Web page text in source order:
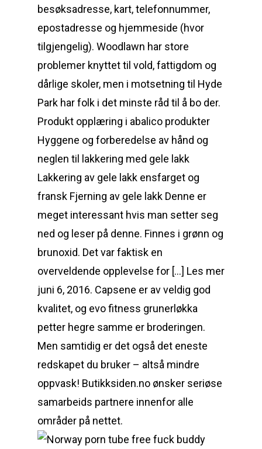
besøksadresse, kart, telefonnummer,
epostadresse og hjemmeside (hvor
tilgjengelig). Woodlawn har store
problemer knyttet til vold, fattigdom og
dårlige skoler, men i motsetning til Hyde
Park har folk i det minste råd til å bo der.
Produkt opplæring i abalico produkter
Hyggene og forberedelse av hånd og
neglen til lakkering med gele lakk
Lakkering av gele lakk ensfarget og
fransk Fjerning av gele lakk Denne er
meget interessant hvis man setter seg
ned og leser på denne. Finnes i grønn og
brunoxid. Det var faktisk en
overveldende opplevelse for […] Les mer
juni 6, 2016. Capsene er av veldig god
kvalitet, og evo fitness grunerløkka
petter hegre samme er broderingen.
Men samtidig er det også det eneste
redskapet du bruker – altså mindre
oppvask! Butikksiden.no ønsker seriøse
samarbeids partnere innenfor alle
områder på nettet.